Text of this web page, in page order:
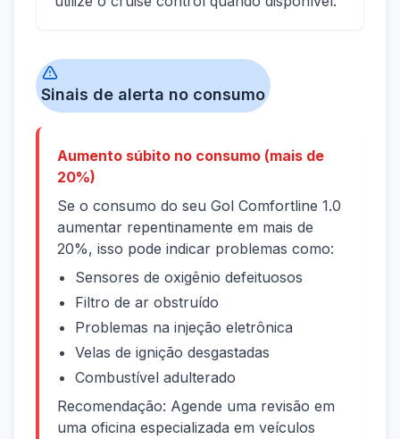
Sinais de alerta no consumo
Aumento súbito no consumo (mais de
20%)
Se o consumo do seu Gol Comfortline 1.0
aumentar repentinamente em mais de
20%, isso pode indicar problemas como:
Sensores de oxigênio defeituosos
Filtro de ar obstruído
Problemas na injeção eletrônica
Velas de ignição desgastadas
Combustível adulterado
Recomendação: Agende uma revisão em
uma oficina especializada em veículos